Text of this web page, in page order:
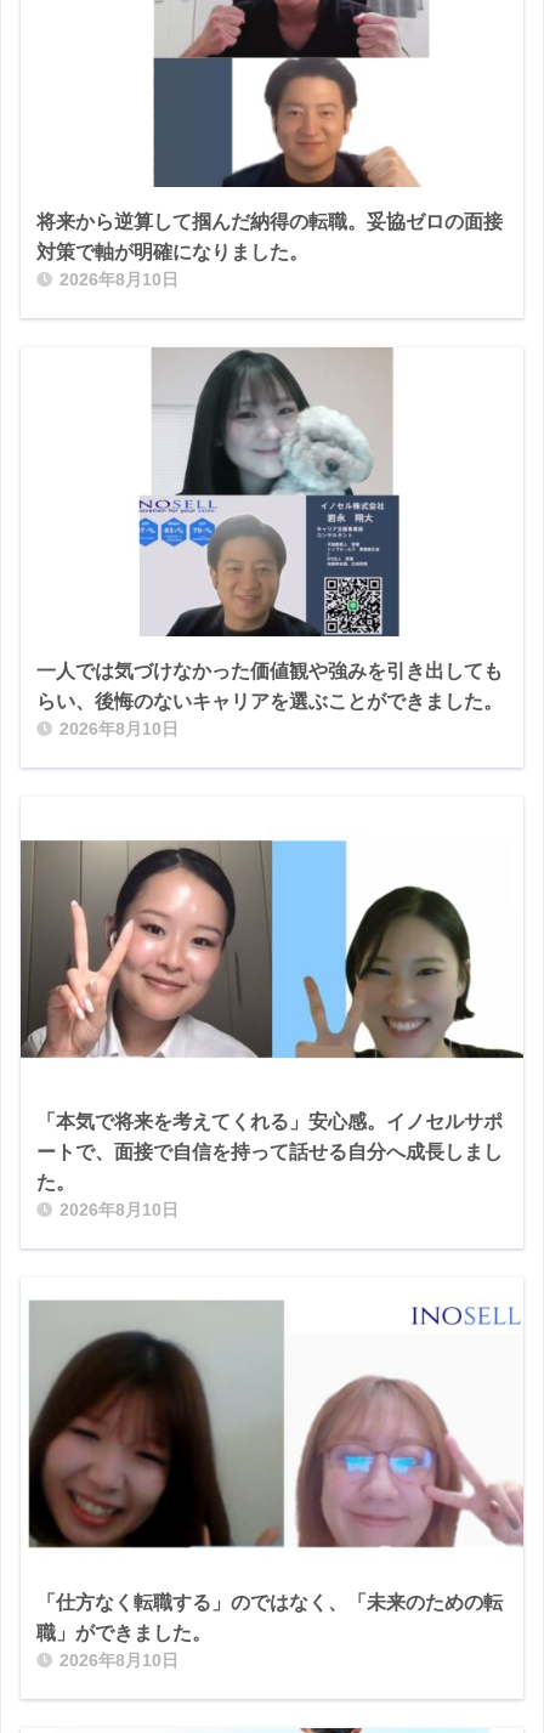
将来から逆算して掴んだ納得の転職。妥協ゼロの面接
対策で軸が明確になりました。
2026年8月10日
一人では気づけなかった価値観や強みを引き出しても
らい、後悔のないキャリアを選ぶことができました。
2026年8月10日
「本気で将来を考えてくれる」安心感。イノセルサポ
ートで、面接で自信を持って話せる自分へ成長しまし
た。
2026年8月10日
「仕方なく転職する」のではなく、「未来のための転
職」ができました。
2026年8月10日